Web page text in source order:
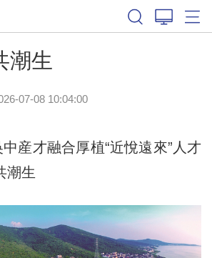
潮生
07-08 10:04:00
才融合厚植“近悅遠來”人才
潮生